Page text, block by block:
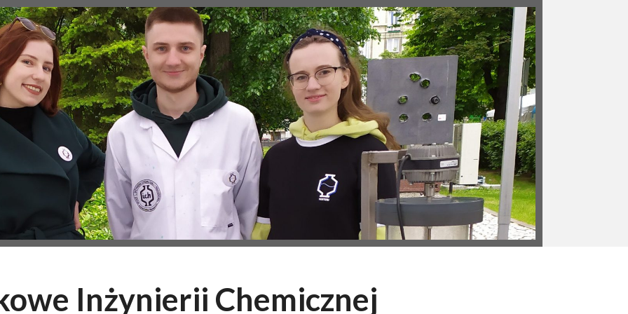
Inżynierii Chemicznej